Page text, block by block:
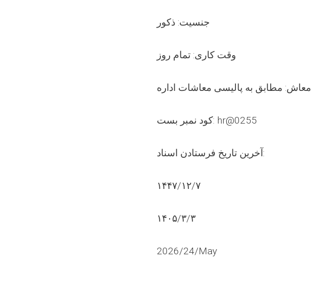
جنسیت: ذکور
وقت کاری: تمام روز
معاش: مطابق به پالیسی معاشات اداره
کود نمبر بست: hr@0255
آخرین تاریخ فرستادن اسناد:
١۴۴۷/۱٢/٧
۱۴۰۵/٣/٣
2026/24/May